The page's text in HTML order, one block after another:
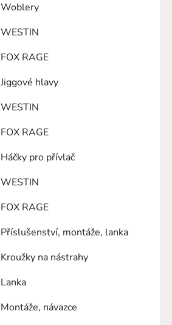
Woblery
WESTIN
FOX RAGE
Jiggové hlavy
WESTIN
FOX RAGE
Háčky pro přívlač
WESTIN
FOX RAGE
Příslušenství, montáže, lanka
Kroužky na nástrahy
Lanka
Montáže, návazce